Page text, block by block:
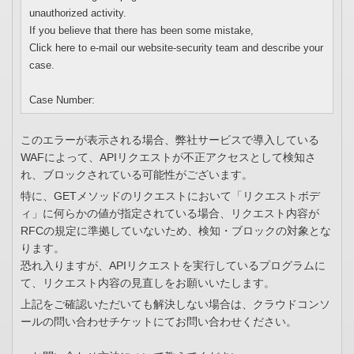
unauthorized activity.
If you believe that there has been some mistake,
Click here to e-mail our website-security team and describe your
case.
Case Number:
このエラーが表示される場合、弊社サービスで導入している
WAFによって、APIリクエストが不正アクセスとして検知さ
れ、ブロックされている可能性がございます。
特に、GETメソッドのリクエストにおいて「リクエストボデ
ィ」に何らかの値が指定されている場合、リクエスト内容が
RFCの規定に準拠していないため、検知・ブロックの対象とな
ります。
恐れ入りますが、APIリクエストを実行しているプログラムに
て、リクエスト内容の見直しをお願いいたします。
上記をご確認いただいても解決しない場合は、クラウドコンソ
ールの問い合わせチケットにてお問い合わせください。